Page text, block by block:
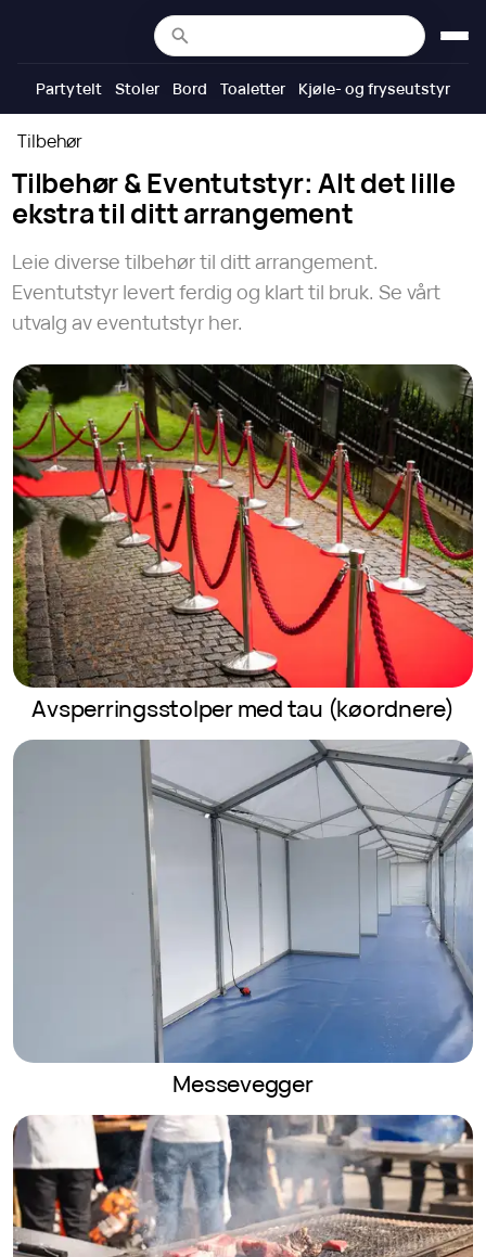
Partytelt Stoler Bord Toaletter Kjøle- og fryseutstyr
Tilbehør
Tilbehør & Eventutstyr: Alt det lille
ekstra til ditt arrangement
Leie diverse tilbehør til ditt arrangement.
Eventutstyr levert ferdig og klart til bruk. Se vårt
utvalg av eventutstyr her.
Avsperringsstolper med tau (køordnere)
Messevegger